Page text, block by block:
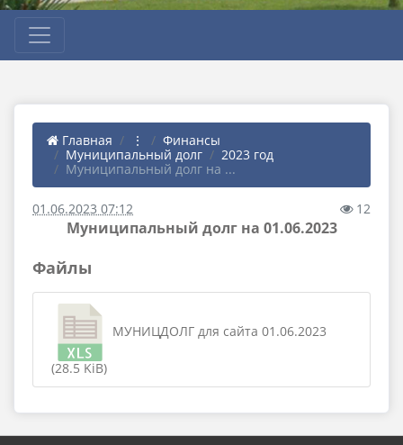
Главная ⋮
Финансы
Муниципальный долг
2023 год
Муниципальный долг на ...
01.06.2023 07:12 12
Муниципальный долг на 01.06.2023
Файлы
МУНИЦДОЛГ для сайта 01.06.2023
(28.5 KiB)